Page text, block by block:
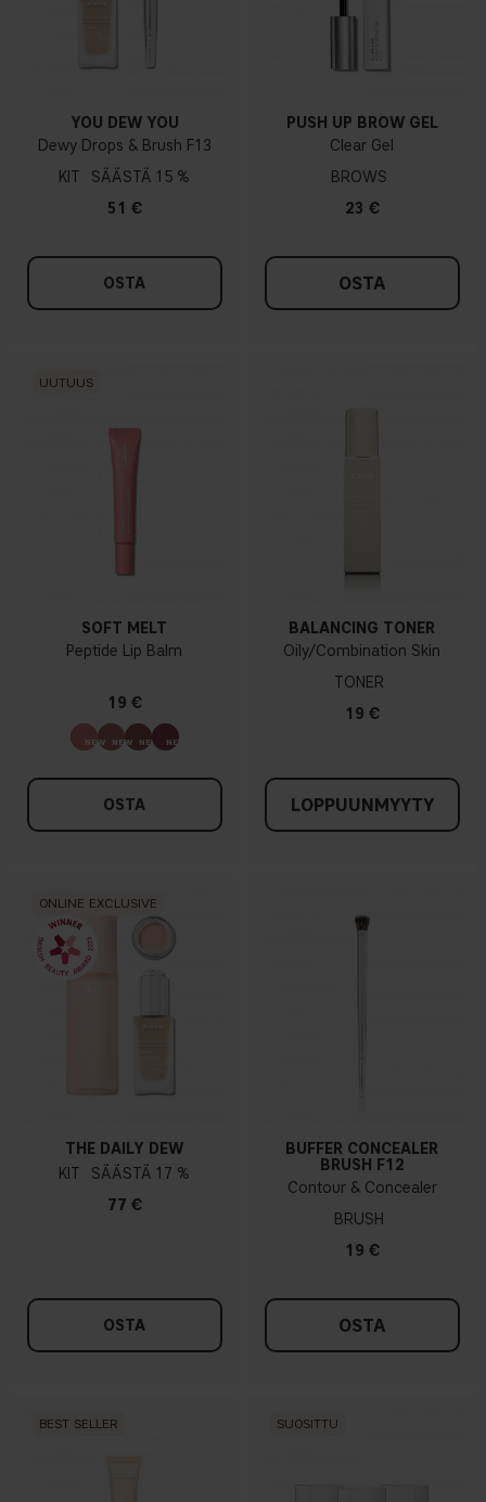
YOU DEW YOU
Dewy Drops & Brush F13
KIT
15 %
51 €
OSTA
PUSH UP BROW GEL
Clear Gel
BROWS
23 €
OSTA
UUTUUS
SOFT MELT
Peptide Lip Balm
19 €
OSTA
BALANCING TONER
Oily/Combination Skin
TONER
19 €
LOPPUUNMYYTY
ONLINE EXCLUSIVE
THE DAILY DEW
KIT
17 %
77 €
OSTA
BUFFER CONCEALER
BRUSH F12
Contour & Concealer
BRUSH
19 €
OSTA
BEST SELLER SUOSITTU